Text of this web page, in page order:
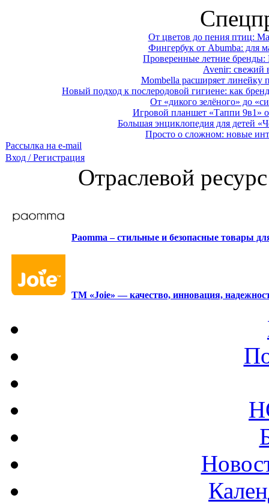
От цветов до пения птиц:
Фингербук от Abumba: для
Проверенные летние
Avenir: свежий
Mombella расширяет линейку
Новый подход к послеродовой гигиене: как
От «дикого зелёного» до
Игровой планшет «Таппи 9в1»
Большая энциклопедия для детей
Просто о сложном: новые
Рассылка на e-mail
Вход / Регистрация
Отраслевой
Paomma – стильные и безопасные товары
ТМ «Joie» — качество, инновация,